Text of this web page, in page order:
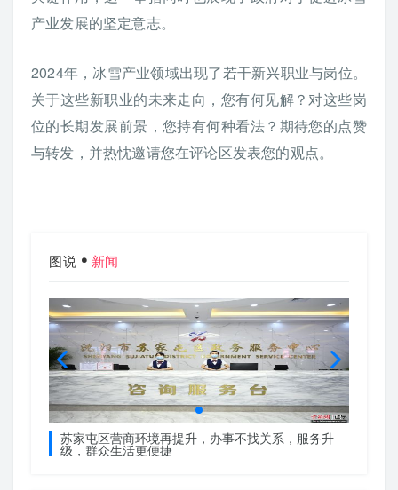
产业发展的坚定意志。
2024年，冰雪产业领域出现了若干新兴职业与岗位。
关于这些新职业的未来走向，您有何见解？对这些岗
位的长期发展前景，您持有何种看法？期待您的点赞
与转发，并热忱邀请您在评论区发表您的观点。
图说 新闻
苏家屯区营商环境再提升，办事不找关系，服务升
级，群众生活更便捷